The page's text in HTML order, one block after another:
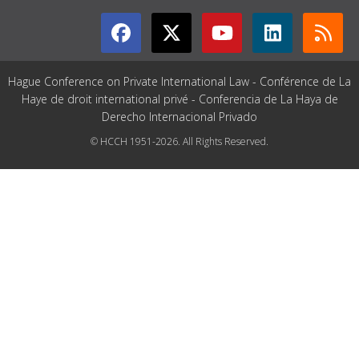
Hague Conference on Private International Law - Conférence de La
Haye de droit international privé - Conferencia de La Haya de
Derecho Internacional Privado
© HCCH 1951-2026. All Rights Reserved.